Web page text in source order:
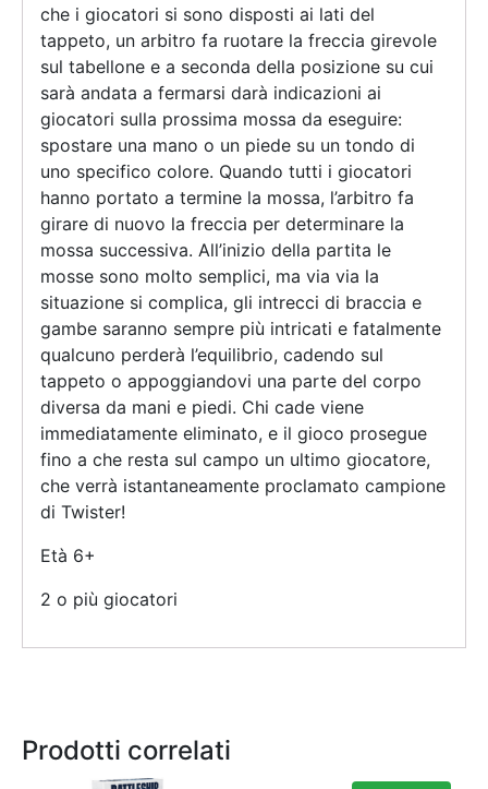
che i giocatori si sono disposti ai lati del
tappeto, un arbitro fa ruotare la freccia girevole
sul tabellone e a seconda della posizione su cui
sarà andata a fermarsi darà indicazioni ai
giocatori sulla prossima mossa da eseguire:
spostare una mano o un piede su un tondo di
uno specifico colore. Quando tutti i giocatori
hanno portato a termine la mossa, l’arbitro fa
girare di nuovo la freccia per determinare la
mossa successiva. All’inizio della partita le
mosse sono molto semplici, ma via via la
situazione si complica, gli intrecci di braccia e
gambe saranno sempre più intricati e fatalmente
qualcuno perderà l’equilibrio, cadendo sul
tappeto o appoggiandovi una parte del corpo
diversa da mani e piedi. Chi cade viene
immediatamente eliminato, e il gioco prosegue
fino a che resta sul campo un ultimo giocatore,
che verrà istantaneamente proclamato campione
di Twister!
Età 6+
2 o più giocatori
Prodotti correlati